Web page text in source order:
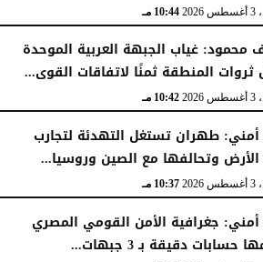
10:44 مـ
محمود: غياب الجبهة العربية الموحدة
ثروات المنطقة ثمنًا لاتفاقات القوى...
10:42 مـ
أمني: طهران تستغل التهدئة لتجارب
وتحالفها مع الصين وروسيا...
10:37 مـ
أمني: جغرافية الأمن القومي المصري
حسابات دقيقة بـ 3 جبهات...